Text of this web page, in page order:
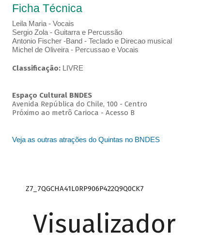
Ficha Técnica
Leila Maria - Vocais
Sergio Zola - Guitarra e Percussão
Antonio Fischer -Band - Teclado e Direcao musical
Michel de Oliveira - Percussao e Vocais
Classificação: LIVRE
Espaço Cultural BNDES
Avenida República do Chile, 100 - Centro
Próximo ao metrô Carioca - Acesso B
Veja as outras atrações do Quintas no BNDES
Z7_7QGCHA41L0RP906P422Q9Q0CK7
Visualizador